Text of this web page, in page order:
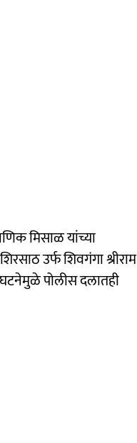
मिसाळ यांच्या
उर्फ शिवगंगा श्रीराम
पोलीस दलातही